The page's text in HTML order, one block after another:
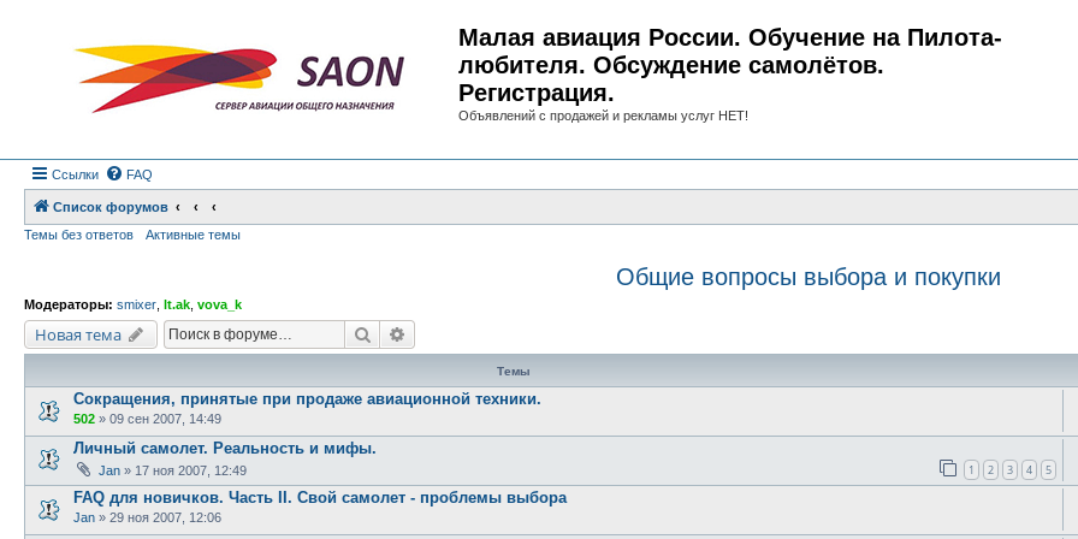
Малая авиация России. Обучение на Пилота-
любителя. Обсуждение самолётов.
Регистрация.
Объявлений с продажей и рекламы услуг НЕТ!
Ссылки FAQ
Список форумов
Темы без ответов
Активные темы
Общие вопросы выбора и покупки
Модераторы: smixer lt.ak vova_k
Новая тема Поиск
Темы
Сокращения, принятые при продаже авиационной техники.
502 » 09 сен 2007, 14:49
Личный самолет. Реальность и мифы.
Jan » 17 ноя 2007, 12:49 1 2 3 4 5
FAQ для новичков. Часть II. Свой самолет - проблемы выбора
Jan » 29 ноя 2007, 12:06